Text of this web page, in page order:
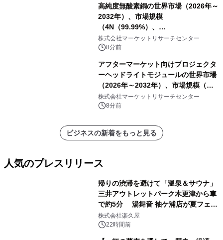
高純度無酸素銅の世界市場（2026年～
2032年）、市場規模
（4N（99.99%）、
4N5（99.995%）、5N（99.999%）、
5N5（99.9995%））・分析レポート
株式会社マーケットリサーチセンター
8分前
アフターマーケット向けプロジェクタ
ーヘッドライトモジュールの世界市場
（2026年～2032年）、市場規模（シ
ングルダイレクトビーム、デュアルダ
イレクトビーム、その他）・分析レポ
株式会社マーケットリサーチセンター
8分前
ビジネスの新着をもっと見る
人気のプレスリリース
帰りの渋滞を避けて「温泉＆サウナ」
三井アウトレットパーク木更津から車
で約5分 湯舞音 袖ケ浦店が夏フェア
メニューを提供
株式会社楽久屋
22時間前